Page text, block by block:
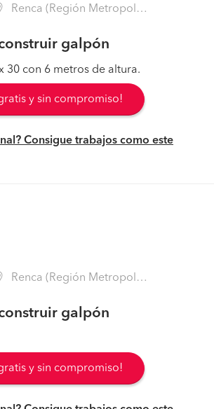
Renca (Región Metropolitana - Santiago)
galpón
30 con 6 metros de altura.
y sin compromiso!
Consigue trabajos como este
Renca (Región Metropolitana - Santiago)
galpón
y sin compromiso!